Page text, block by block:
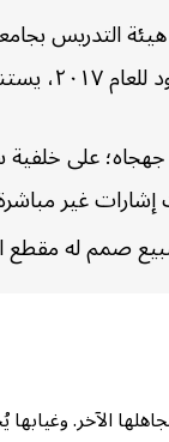
التدريس
في المجتمع”.
على خلفية
غير
صمم له مقطع
الآخر.